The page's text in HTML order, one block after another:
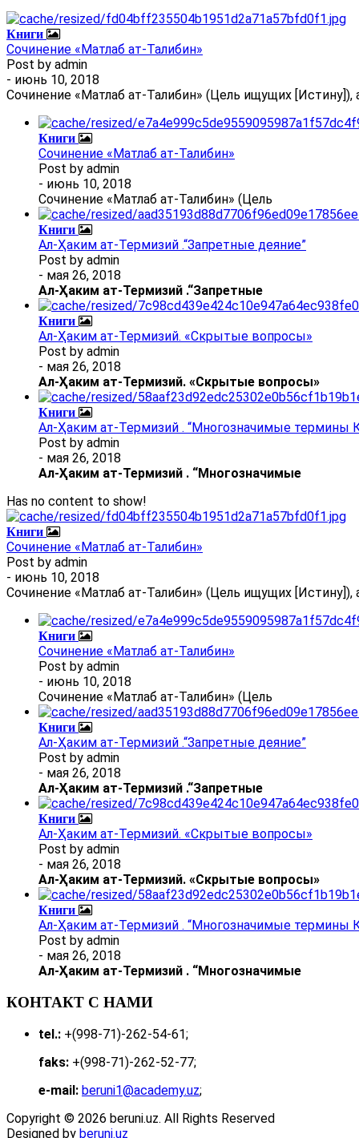
Книги
Сочинение «Матлаб ат-Талибин»
Post by admin
- июнь 10, 2018
Сочинение «Матлаб ат-Талибин» (Цель ищущих
Книги
Сочинение «Матлаб ат-Талибин»
Post by admin
- июнь 10, 2018
Сочинение «Матлаб ат-Талибин» (Цель
Книги
Ал-Ҳаким ат-Термизий .“Запретные деяние”
Post by admin
- мая 26, 2018
Ал-Ҳаким ат-Термизий .“Запретные
Книги
Ал-Ҳаким ат-Термизий. «Скрытые вопросы»
Post by admin
- мая 26, 2018
Ал-Ҳаким ат-Термизий. «Скрытые вопросы»
Книги
Ал-Ҳаким ат-Термизий . “Многозначимые термины
Post by admin
- мая 26, 2018
Ал-Ҳаким ат-Термизий . “Многозначимые
Has no content to show!
Книги
Сочинение «Матлаб ат-Талибин»
Post by admin
- июнь 10, 2018
Сочинение «Матлаб ат-Талибин» (Цель ищущих
Книги
Сочинение «Матлаб ат-Талибин»
Post by admin
- июнь 10, 2018
Сочинение «Матлаб ат-Талибин» (Цель
Книги
Ал-Ҳаким ат-Термизий .“Запретные деяние”
Post by admin
- мая 26, 2018
Ал-Ҳаким ат-Термизий .“Запретные
Книги
Ал-Ҳаким ат-Термизий. «Скрытые вопросы»
Post by admin
- мая 26, 2018
Ал-Ҳаким ат-Термизий. «Скрытые вопросы»
Книги
Ал-Ҳаким ат-Термизий . “Многозначимые термины
Post by admin
- мая 26, 2018
Ал-Ҳаким ат-Термизий . “Многозначимые
КОНТАКТ С НАМИ
tel.: +(998-71)-262-54-61;
faks: +(998-71)-262-52-77;
e-mail: beruni1@academy.uz;
Copyright © 2026 beruni.uz. All Rights Reserved
Designed by beruni.uz